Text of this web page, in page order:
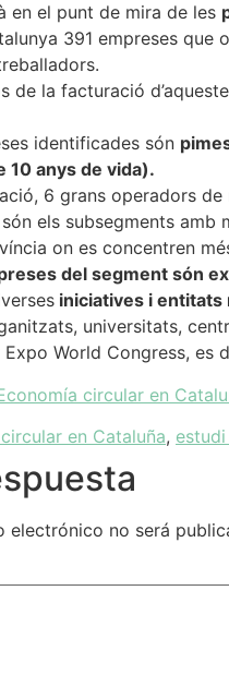
en el punt de mira de les
391 empreses que
de la facturació
identificades són
10 anys de vida).
6 grans operadors
són els subsegments amb
on es concentren
del segment són
iniciatives i entitats
universitats,
World Congress, es
circular en
en Cataluña,
electrónico no será